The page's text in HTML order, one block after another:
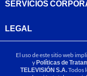
SERVICIOS
LEGAL
El uso de este sitio web
yPolíticas de
TELEVISIÓN S.A.Todos